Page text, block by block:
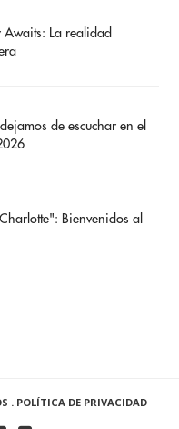
Awaits: La realidad
de escuchar en el
Bienvenidos al
. POLÍTICA DE PRIVACIDAD